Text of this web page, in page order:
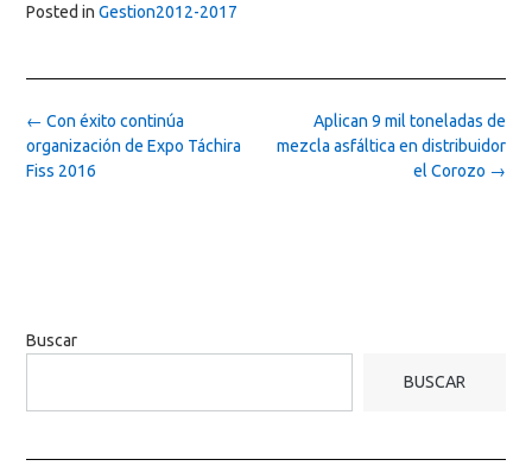
Posted in Gestion2012-2017
Post
navigation
Aplican 9 mil toneladas de
mezcla asfáltica en distribuidor
el Corozo →
← Con éxito continúa
organización de Expo Táchira
Fiss 2016
Buscar
BUSCAR